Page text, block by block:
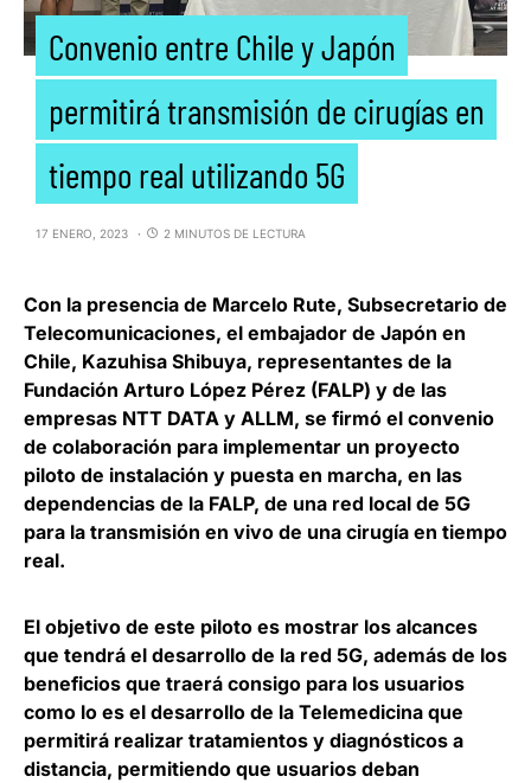
Convenio entre Chile y Japón
permitirá transmisión de cirugías en
tiempo real utilizando 5G
17 ENERO, 2023 2 MINUTOS DE LECTURA
Con la presencia de Marcelo Rute, Subsecretario de
Telecomunicaciones, el embajador de Japón en
Chile, Kazuhisa Shibuya, representantes de la
Fundación Arturo López Pérez (FALP) y de las
empresas NTT DATA y ALLM, se firmó el convenio
de colaboración para implementar un proyecto
piloto de instalación y puesta en marcha, en las
dependencias de la FALP, de una red local de 5G
para la transmisión en vivo de una cirugía en tiempo
real.
El objetivo de este piloto es mostrar los alcances
que tendrá el desarrollo de la red 5G, además de los
beneficios que traerá consigo para los usuarios
como lo es el desarrollo de la Telemedicina que
permitirá realizar tratamientos y diagnósticos a
distancia, permitiendo que usuarios deban